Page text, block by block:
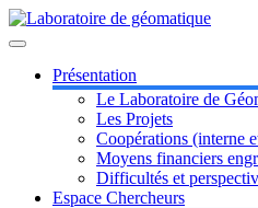
Skip
to
Présentation
Le Laboratoire de
Les Projets
Coopérations (interne
Moyens financiers
Difficultés et
Espace Chercheurs